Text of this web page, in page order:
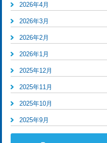
2026年4月
2026年3月
2026年2月
2026年1月
2025年12月
2025年11月
2025年10月
2025年9月